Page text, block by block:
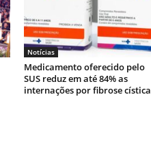
Notícias
Medicamento oferecido pelo
SUS reduz em até 84% as
internações por fibrose cística